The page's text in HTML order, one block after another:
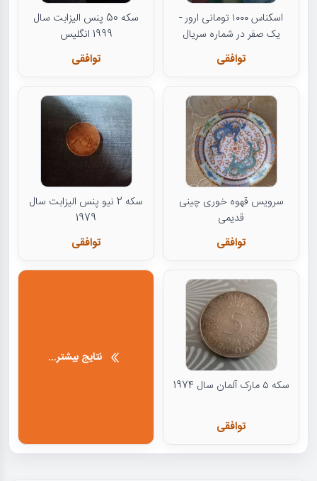
اسکناس ۱۰۰۰ تومانی ارور -
یک صفر در شماره سریال
توافقی
سکه 50 پنس الیزابت سال
1999 انگلیس
توافقی
سرویس قهوه خوری چینی
قدیمی
توافقی
سکه 2 نیو پنس الیزابت سال
1979
توافقی
سکه ۵ مارک آلمان سال 1974
توافقی
نتایج بیشتر...